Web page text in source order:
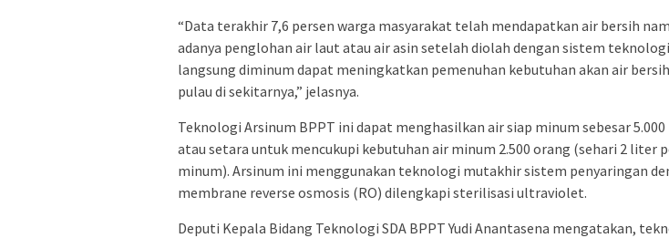
“Data terakhir 7,6 persen warga masyarakat telah mendapatkan air bersih
adanya penglohan air laut atau air asin setelah diolah dengan sistem teknologi
langsung diminum dapat meningkatkan pemenuhan kebutuhan akan air
pulau di sekitarnya,” jelasnya.
Teknologi Arsinum BPPT ini dapat menghasilkan air siap minum sebesar
atau setara untuk mencukupi kebutuhan air minum 2.500 orang (sehari 2 liter
minum). Arsinum ini menggunakan teknologi mutakhir sistem penyaringan
membrane reverse osmosis (RO) dilengkapi sterilisasi ultraviolet.
Deputi Kepala Bidang Teknologi SDA BPPT Yudi Anantasena mengatakan,